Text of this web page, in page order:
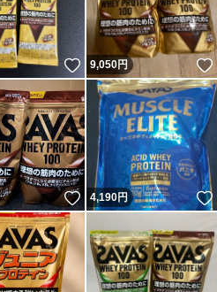
いいね！
9,050円
いいね！
4,190円